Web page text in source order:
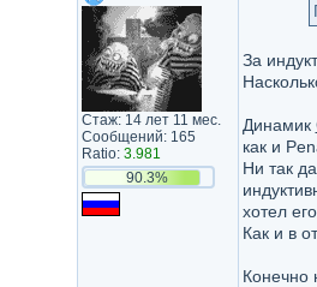
Стаж: 14 лет 11 мес.
Сообщений: 165
Ratio: 3.981
90.3%
За
Динамик
как и
Ни так
хотел
Как и в
Конечно